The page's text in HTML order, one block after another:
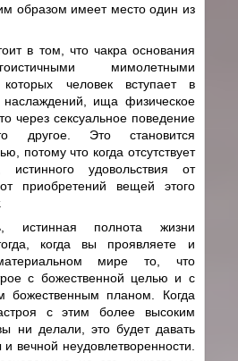
образом имеет место один из
в том, что чакра основания
мимолетными
человек вступает в
наслаждений, ища физическое
через сексуальное поведение
другое. Это становится
потому что когда отсутствует
удовольствия от
приобретений вещей этого
истинная полнота жизни
когда вы проявляете и
мире то, что
с божественной целью и с
божественным планом. Когда
с этим более высоким
ни делали, это будет давать
и вечной неудовлетворенности.